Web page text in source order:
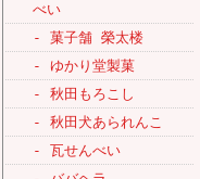
べい
- 菓子舗 榮太楼
- ゆかり堂製菓
- 秋田もろこし
- 秋田犬あられんこ
- 瓦せんべい